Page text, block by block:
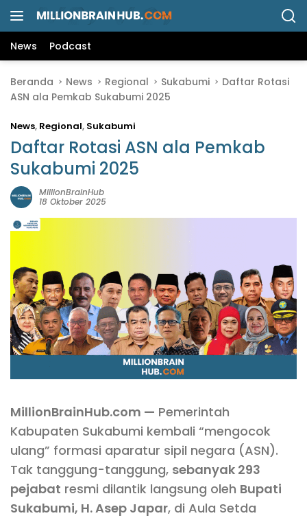
News Podcast
Beranda News Regional Sukabumi
Daftar Rotasi
ASN ala Pemkab Sukabumi 2025
News, Regional, Sukabumi
Daftar Rotasi ASN ala Pemkab
Sukabumi 2025
MillionBrainHub
18 Oktober 2025
MillionBrainHub.com — Pemerintah
Kabupaten Sukabumi kembali “mengocok
ulang” formasi aparatur sipil negara (ASN).
Tak tanggung-tanggung, sebanyak 293
pejabat resmi dilantik langsung oleh Bupati
Sukabumi, H. Asep Japar, di Aula Setda